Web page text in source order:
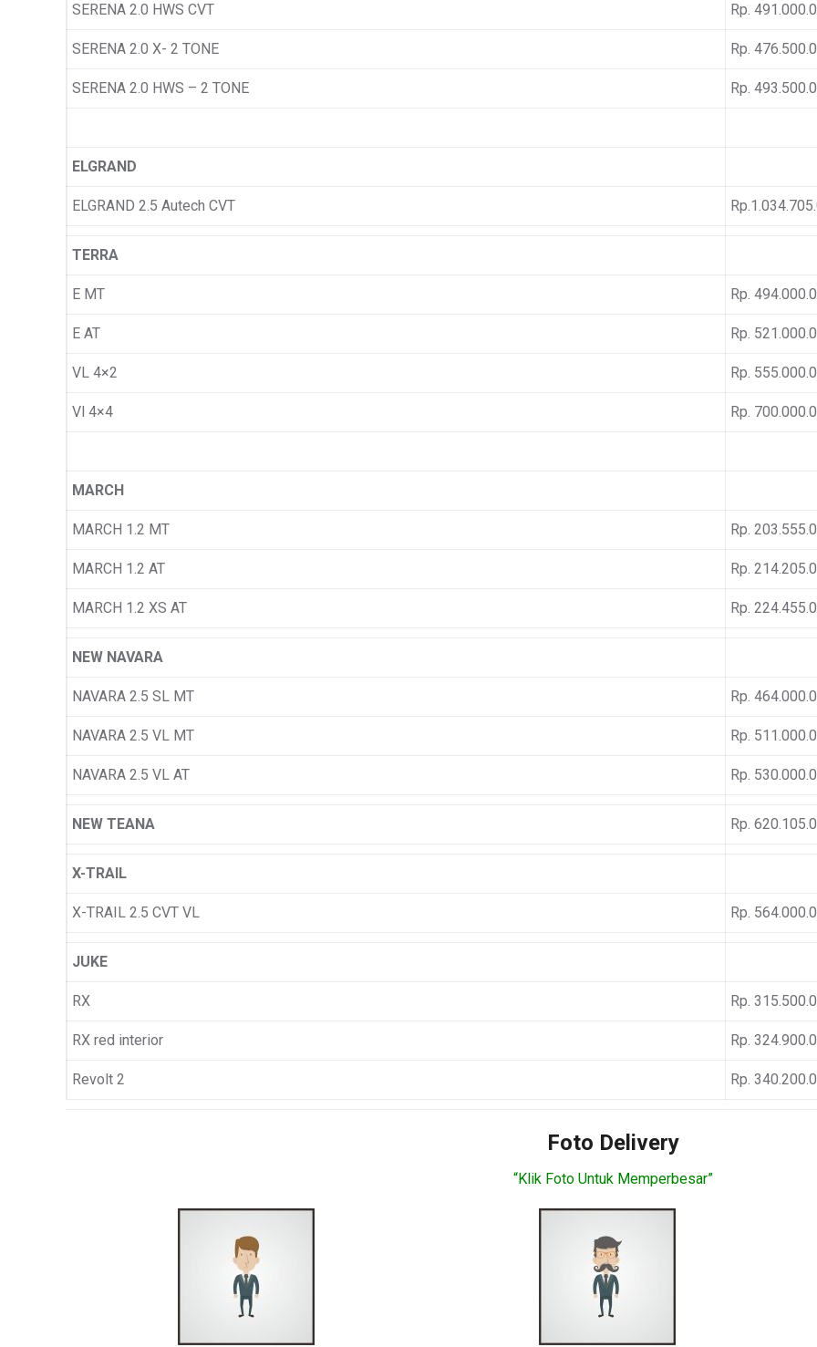
SERENA 2.0 HWS CVT Rp.
SERENA 2.0 X- 2 TONE Rp.
SERENA 2.0 HWS – 2 TONE Rp.
ELGRAND
ELGRAND 2.5 Autech CVT
TERRA
E MT Rp.
E AT Rp.
VL 4×2 Rp.
Vl 4×4 Rp.
MARCH
MARCH 1.2 MT Rp.
MARCH 1.2 AT Rp.
MARCH 1.2 XS AT Rp.
NEW NAVARA
NAVARA 2.5 SL MT Rp.
NAVARA 2.5 VL MT Rp.
NAVARA 2.5 VL AT Rp.
NEW TEANA Rp.
X-TRAIL
X-TRAIL 2.5 CVT VL Rp.
JUKE
RX Rp.
RX red interior Rp.
Revolt 2 Rp.
Foto Delivery
“Klik Foto Untuk Memperbesar”